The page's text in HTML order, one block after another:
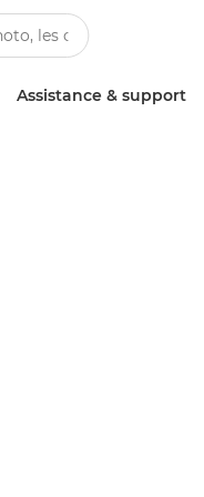
Assistance & support